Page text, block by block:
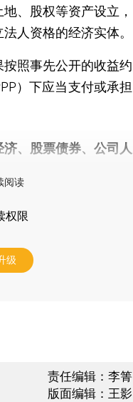
、股权等资产设立，
人资格的经济实体。
照事先公开的收益约
）下应当支付或承担
济、股票债券、公司人
阅读
权限
级
责任编辑：李箐
版面编辑：王影